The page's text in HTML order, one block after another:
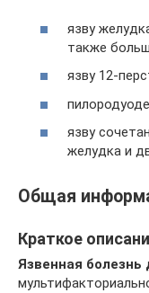
язву
также
язву 12-
язву
желудка и
Общая
Краткое
Язвенная